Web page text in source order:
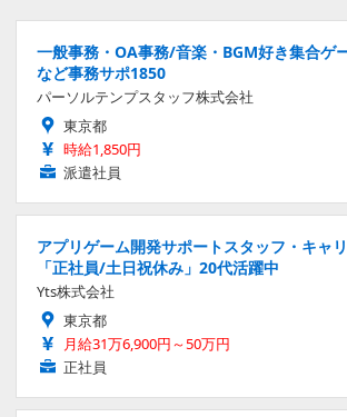
一般事務・OA事務/音楽・BGM好き集合ゲ
など事務サポ1850
パーソルテンプスタッフ株式会社
東京都
時給1,850円
派遣社員
アプリゲーム開発サポートスタッフ・キャ
「正社員/土日祝休み」20代活躍中
Yts株式会社
東京都
月給31万6,900円～50万円
正社員